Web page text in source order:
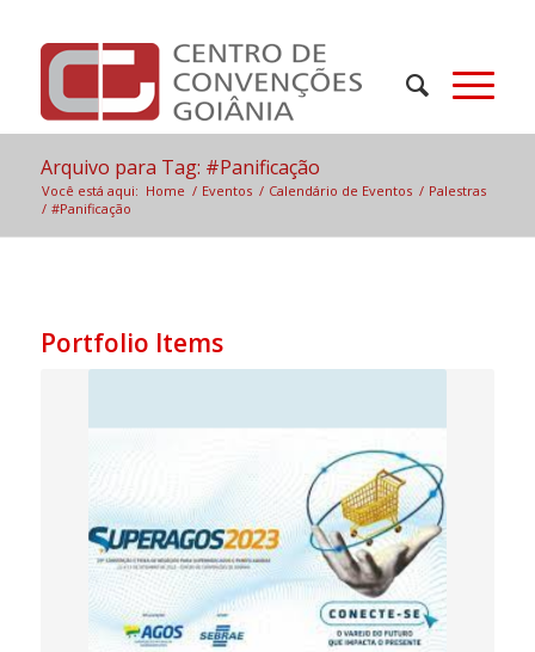
Arquivo para Tag: #Panificação
Você está aqui: Home / Eventos / Calendário de Eventos / Palestras
/ #Panificação
Portfolio Items